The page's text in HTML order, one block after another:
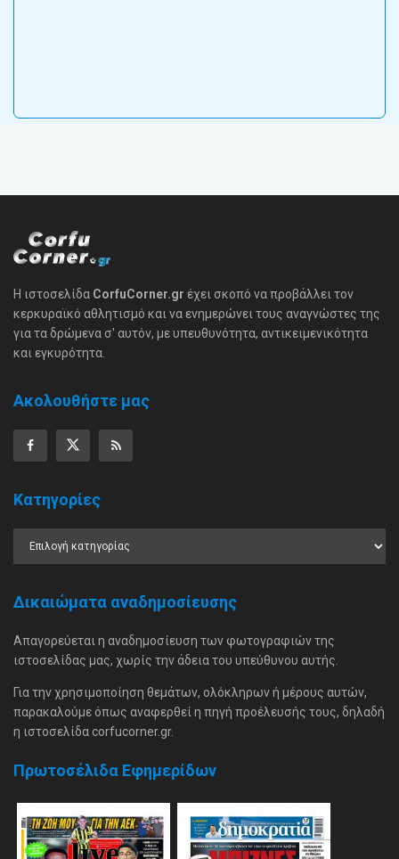
Η ιστοσελίδα CorfuCorner.gr έχει σκοπό να προβάλλει τον
κερκυραϊκό αθλητισμό και να ενημερώνει τους αναγνώστες της
για τα δρώμενα σ' αυτόν, με υπευθυνότητα, αντικειμενικότητα
και εγκυρότητα.
Ακολουθήστε μας
Κατηγορίες
Δικαιώματα αναδημοσίευσης
Απαγορεύεται η αναδημοσίευση των φωτογραφιών της
ιστοσελίδας μας, χωρίς την άδεια του υπεύθυνου αυτής.
Για την χρησιμοποίηση θεμάτων, ολόκληρων ή μέρους αυτών,
παρακαλούμε όπως αναφερθεί η πηγή προέλευσής τους, δηλαδή
η ιστοσελίδα corfucorner.gr.
Πρωτοσέλιδα Εφημερίδων